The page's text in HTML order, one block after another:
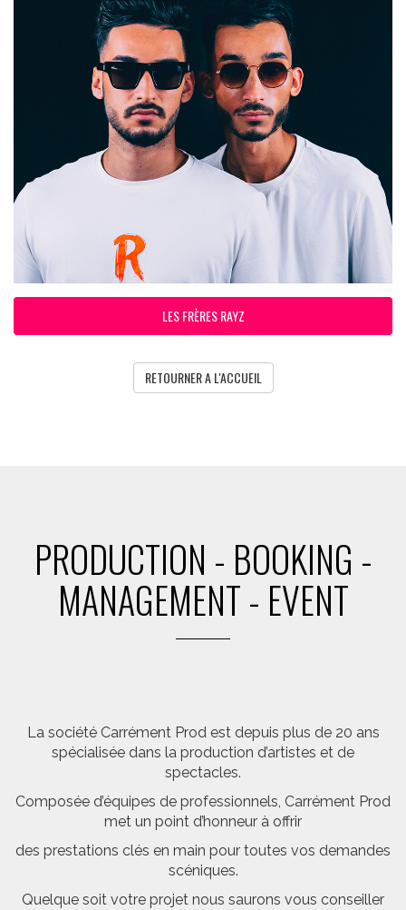
LES FRÈRES RAYZ
RETOURNER A L'ACCUEIL
PRODUCTION - BOOKING -
MANAGEMENT - EVENT
La société Carrément Prod est depuis plus de 20 ans
spécialisée dans la production d’artistes et de
spectacles.
Composée d’équipes de professionnels, Carrément Prod
met un point d’honneur à offrir
des prestations clés en main pour toutes vos demandes
scéniques.
Quelque soit votre projet nous saurons vous conseiller